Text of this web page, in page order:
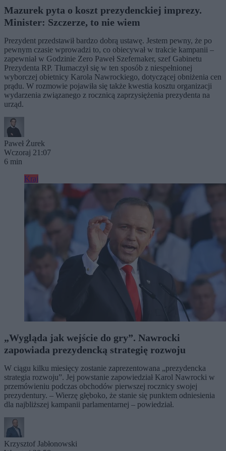
Mazurek pyta o koszt prezydenckiej imprezy.
Minister: Szczerze, to nie wiem
Prezydent przedstawił bardzo dobrą ustawę. Jestem pewny, że po
pewnym czasie wprowadzi to, co obiecywał w trakcie kampanii –
zapewniał w Godzinie Zero Paweł Szefernaker, szef Gabinetu
Prezydenta RP. Tłumaczył się w ten sposób z niespełnionej
wyborczej obietnicy Karola Nawrockiego, dotyczącej obniżenia cen
prądu. W rozmowie pojawiła się także kwestia kosztu organizacji
wydarzenia związanego z rocznicą zaprzysiężenia prezydenta na
urząd.
Paweł Żurek
Wczoraj 21:07
6 min
Kraj
„Wygląda jak wejście do gry”. Nawrocki
zapowiada prezydencką strategię rozwoju
W ciągu kilku miesięcy zostanie zaprezentowana „prezydencka
strategia rozwoju”. Jej powstanie zapowiedział Karol Nawrocki w
przemówieniu podczas obchodów pierwszej rocznicy swojej
prezydentury. – Wierzę głęboko, że stanie się punktem odniesienia
dla najbliższej kampanii parlamentarnej – powiedział.
Krzysztof Jabłonowski